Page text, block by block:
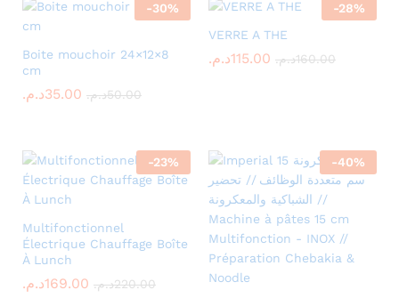
-30%
Boite mouchoir 24×12×8
cm
35.00د.م. 50.00د.م.
-28%
VERRE A THE
115.00د.م. 160.00د.م.
-23%
Multifonctionnel
Électrique Chauffage Boîte
À Lunch
169.00د.م. 220.00د.م.
-40%